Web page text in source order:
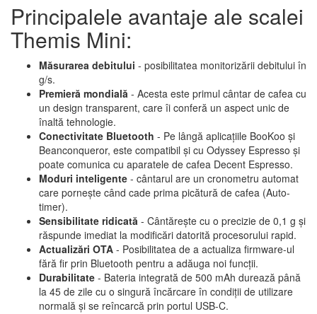
Principalele avantaje ale scalei
Themis Mini:
Măsurarea debitului - posibilitatea monitorizării debitului în
g/s.
Premieră mondială - Acesta este primul cântar de cafea cu
un design transparent, care îi conferă un aspect unic de
înaltă tehnologie.
Conectivitate Bluetooth - Pe lângă aplicațiile BooKoo și
Beanconqueror, este compatibil și cu Odyssey Espresso și
poate comunica cu aparatele de cafea Decent Espresso.
Moduri inteligente - cântarul are un cronometru automat
care pornește când cade prima picătură de cafea (Auto-
timer).
Sensibilitate ridicată - Cântărește cu o precizie de 0,1 g și
răspunde imediat la modificări datorită procesorului rapid.
Actualizări OTA - Posibilitatea de a actualiza firmware-ul
fără fir prin Bluetooth pentru a adăuga noi funcții.
Durabilitate - Bateria integrată de 500 mAh durează până
la 45 de zile cu o singură încărcare în condiții de utilizare
normală și se reîncarcă prin portul USB-C.